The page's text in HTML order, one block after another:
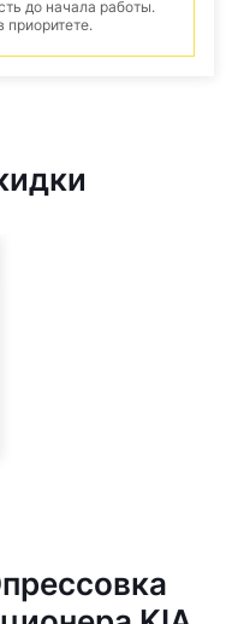
до начала работы.
приоритете.